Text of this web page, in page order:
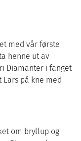
med vår første
henne ut av
Diamanter i fanget
Lars på kne med
om bryllup og